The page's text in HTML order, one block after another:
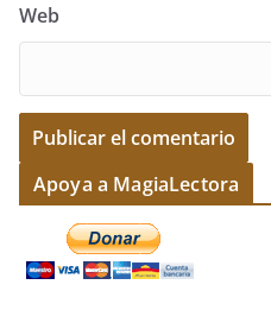
Web
l
e
Apoya a MagiaLectora